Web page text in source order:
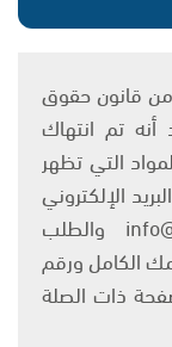
المواد وفقًا للمادة 27 أ من قانون حقوق
تعتقد أنه تم انتهاك
التي تظهر
الإلكتروني
على العنوان التالي: info@ashams.com والطلب
الكامل ورقم
ذات الصلة